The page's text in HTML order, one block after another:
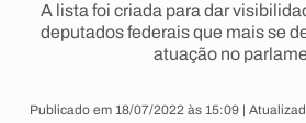
A lista foi criada para dar
deputados federais que mais se
atuação no
Publicado em 18/07/2022 às 15:09 |